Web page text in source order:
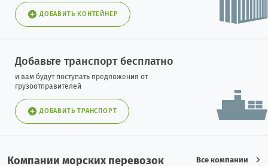
ДОБАВИТЬ КОНТЕЙНЕР
Добавьте транспорт бесплатно
и вам будут поступать предложения от
грузоотправителей
ДОБАВИТЬ ТРАНСПОРТ
Компании морских перевозок Все компании